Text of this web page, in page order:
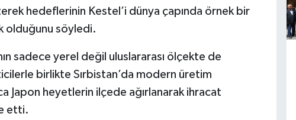
hedeflerinin Kestel’i dünya çapında örnek bir
olduğunu söyledi.
sadece yerel değil uluslararası ölçekte de
birlikte Sırbistan’da modern üretim
Japon heyetlerin ilçede ağırlanarak ihracat
etti.